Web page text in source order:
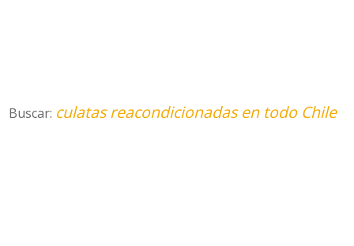
Buscar: culatas reacondicionadas en todo Chile